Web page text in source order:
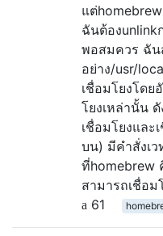
แต่
ฉันต้อง
พอสมควร ฉัน
อย่าง/usr/
เชื่อมโยงโดย
โยงเหล่านั้น
เชื่อมโยงและ
บน) มีคำสั่งเ
ที่homebrew
สามารถเชื่อม
61